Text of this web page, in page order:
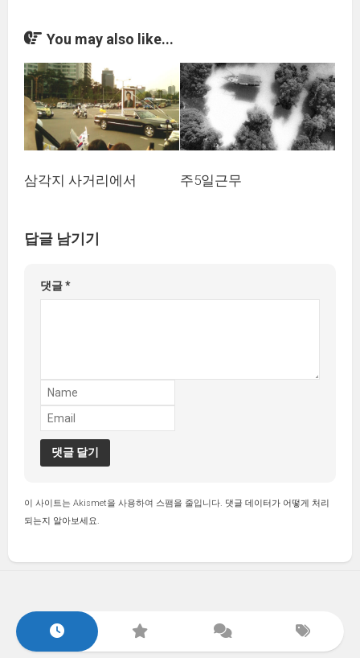
You may also like...
삼각지 사거리에서 주5일근무
답글 남기기
댓글*
이 사이트는 Akismet을 사용하여 스팸을 줄입니다. 댓글 데이터가 어떻게 처리
되는지 알아보세요.